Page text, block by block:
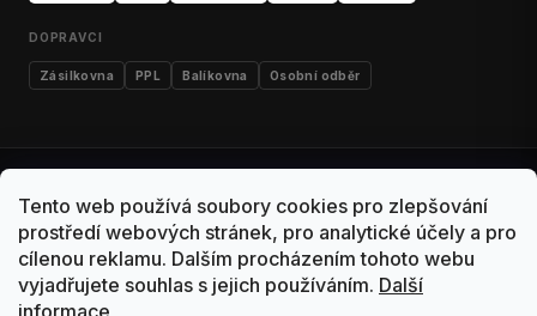
Tento web používá soubory cookies pro zlepšování
prostředí webových stránek, pro analytické účely a pro
cílenou reklamu. Dalším procházením tohoto webu
vyjadřujete souhlas s jejich používáním. Další
informace
DOPRAVCI
Zásilkovna PPL Balíkovna Osobní odběr
Výdejní místo MalešiceReklamaceVrácení zboží
Ochrana osobních údajů